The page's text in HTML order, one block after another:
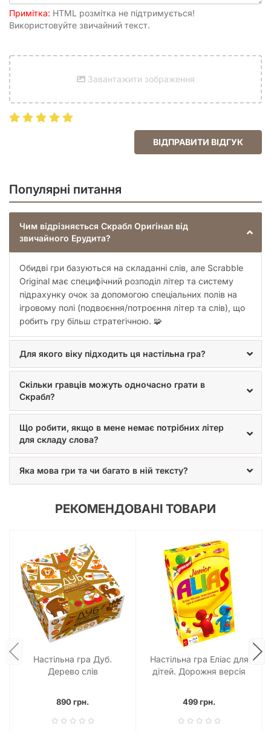
Усі 7 водночас. Якщо гравець у свій хід виклав усі 7 плиток
та утворив слово, він здобуває додаткові 50 ПО крім ПО,
що зазначені на плитках.
Примітка: HTML розмітка не підтримується!
Використовуйте звичайний текст.
Завантажити зображення
ВІДПРАВИТИ ВІДГУК
Популярні питання
Чим відрізняється Скрабл Оригінал від
звичайного Ерудита?
Обидві гри базуються на складанні слів, але Scrabble
Original має специфічний розподіл літер та систему
підрахунку очок за допомогою спеціальних полів на
ігровому полі (подвоєння/потроєння літер та слів), що
робить гру більш стратегічною. 🧩
Для якого віку підходить ця настільна гра?
Скільки гравців можуть одночасно грати в
Скрабл?
Що робити, якщо в мене немає потрібних літер
для складу слова?
Яка мова гри та чи багато в ній тексту?
РЕКОМЕНДОВАНІ ТОВАРИ
Настільна гра Дуб.
Дерево слів
890 грн.
Настільна гра Еліас для
дітей. Дорожня версія
499 грн.